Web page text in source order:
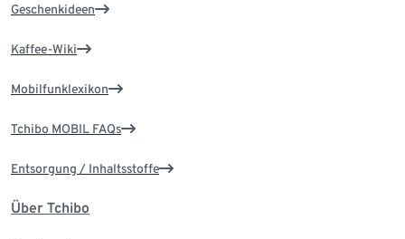
Geschenkideen
Kaffee-Wiki
Mobilfunklexikon
Tchibo MOBIL FAQs
Entsorgung / Inhaltsstoffe
Über Tchibo